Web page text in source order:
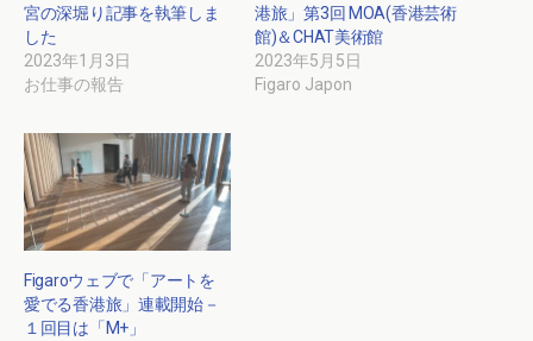
宮の深堀り記事を執筆しま
した
2023年1月3日
お仕事の報告
港旅」第3回 MOA(香港芸術
館)＆CHAT美術館
2023年5月5日
Figaro Japon
Figaroウェブで「アートを
愛でる香港旅」連載開始－
１回目は「M+」